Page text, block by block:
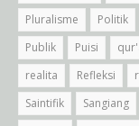
Pluralisme
Politik
Publik
Puisi
realita
Refleksi
Saintifik
Sangiang